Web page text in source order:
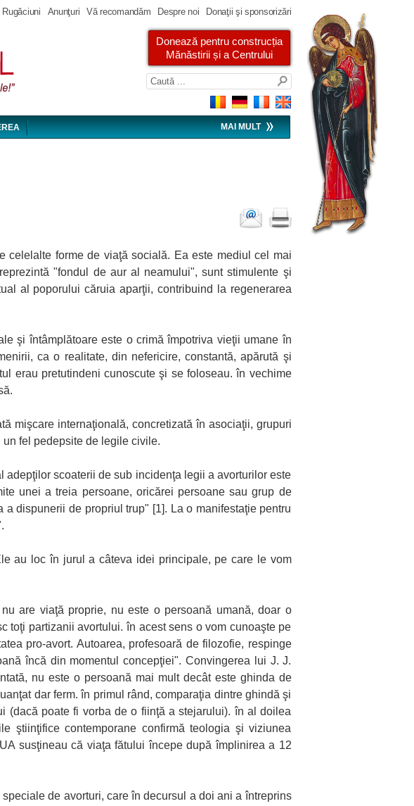
Rugăciuni Anunţuri Vă recomandăm Despre noi Donaţii şi sponsorizări
Donează pentru construcția
Mănăstirii și a Centrului
MAI MULT
celelalte forme de viaţă socială. Ea este mediul cel mai
"fondul de aur al neamului", sunt stimulente şi
al poporului căruia aparţii, contribuind la regenerarea
şi întâmplătoare este o crimă împotriva vieţii umane în
ca o realitate, din nefericire, constantă, apărută şi
erau pretutindeni cunoscute şi se foloseau. în vechime
mişcare internaţională, concretizată în asociaţii, grupuri
fel pedepsite de legile civile.
scoaterii de sub incidenţa legii a avorturilor este
unei a treia persoane, oricărei persoane sau grup de
dispunerii de propriul trup" [1]. La o manifestaţie pentru
au loc în jurul a câteva idei principale, pe care le vom
are viaţă proprie, nu este o persoană umană, doar o
toţi partizanii avortului. în acest sens o vom cunoaşte pe
pro-avort. Autoarea, profesoară de filozofie, respinge
încă din momentul concepţiei". Convingerea lui J. J.
nu este o persoană mai mult decât este ghinda de
dar ferm. în primul rând, comparaţia dintre ghindă şi
(dacă poate fi vorba de o fiinţă a stejarului). în al doilea
ştiinţifice contemporane confirmă teologia şi viziunea
susţineau că viaţa fătului începe după împlinirea a 12
de avorturi, care în decursul a doi ani a întreprins